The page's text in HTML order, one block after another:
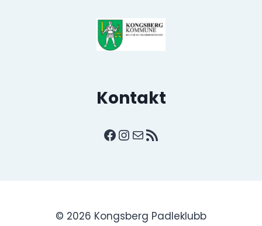
Kontakt
Facebook
Instagram
E-postRSS-strøm
© 2026 Kongsberg Padleklubb